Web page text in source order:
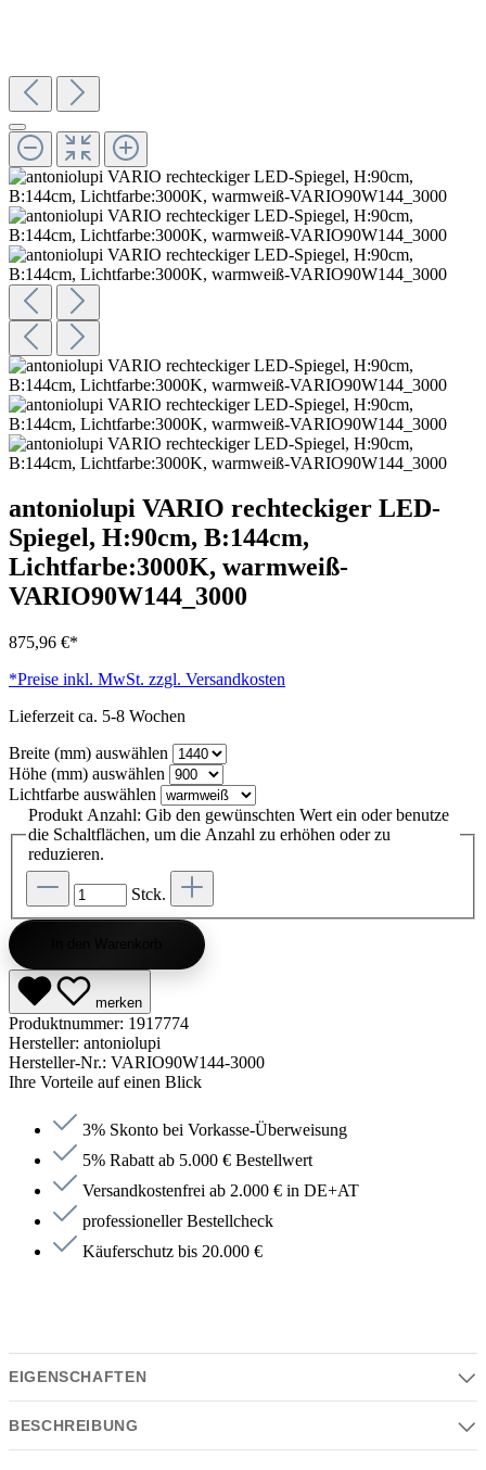
antoniolupi VARIO rechteckiger LED-
Spiegel, H:90cm, B:144cm,
Lichtfarbe:3000K, warmweiß-
VARIO90W144_3000
875,96 €*
*Preise inkl. MwSt. zzgl. Versandkosten
Lieferzeit ca. 5-8 Wochen
Breite (mm) auswählen
Höhe (mm) auswählen
Lichtfarbe auswählen
Produkt Anzahl: Gib den gewünschten Wert ein oder benutze
die Schaltflächen, um die Anzahl zu erhöhen oder zu
reduzieren.
Stck.
merken
Produktnummer: 1917774
Hersteller: antoniolupi
Hersteller-Nr.: VARIO90W144-3000
Ihre Vorteile auf einen Blick
3% Skonto bei Vorkasse-Überweisung
5% Rabatt ab 5.000 € Bestellwert
Versandkostenfrei ab 2.000 € in DE+AT
professioneller Bestellcheck
Käuferschutz bis 20.000 €
EIGENSCHAFTEN
Eigenschaften
BESCHREIBUNG